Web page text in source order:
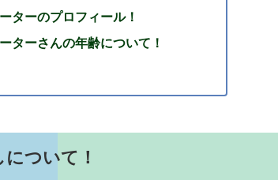
ターのプロフィール！
ターさんの年齢について！
ついて！